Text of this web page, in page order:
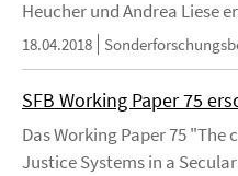
Heucher und Andrea Liese
18.04.2018
SFB Working Paper 75
Das Working Paper 75
Justice Systems in a